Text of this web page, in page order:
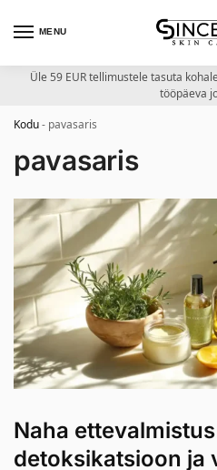
MENU
Üle 59 EUR tellimustele tasuta
tööpäeva
Kodu- pavasaris
pavasaris
Naha
detoksikatsioon ja